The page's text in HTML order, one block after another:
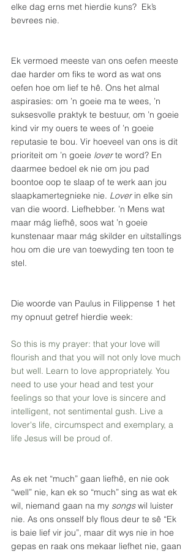
elke dag erns met hierdie kuns?  Ek’s
bevrees nie.
Ek vermoed meeste van ons oefen meeste
dae harder om fiks te word as wat ons
oefen hoe om lief te hê. Ons het almal
aspirasies: om ’n goeie ma te wees, ’n
suksesvolle praktyk te bestuur, om ’n goeie
kind vir my ouers te wees of ’n goeie
reputasie te bou. Vir hoeveel van ons is dit
prioriteit om ’n goeie lover te word? En
daarmee bedoel ek nie om jou pad
boontoe oop te slaap of te werk aan jou
slaapkamertegnieke nie. Lover in elke sin
van die woord. Liefhebber. ’n Mens wat
maar mág liefhê, soos wat ’n goeie
kunstenaar maar mág skilder en uitstallings
hou om die ure van toewyding ten toon te
stel.
Die woorde van Paulus in Filippense 1 het
my opnuut getref hierdie week:
So this is my prayer: that your love will
flourish and that you will not only love much
but well. Learn to love appropriately. You
need to use your head and test your
feelings so that your love is sincere and
intelligent, not sentimental gush. Live a
lover's life, circumspect and exemplary, a
life Jesus will be proud of.
As ek net “much” gaan liefhê, en nie ook
“well” nie, kan ek so “much” sing as wat ek
wil, niemand gaan na my songs wil luister
nie. As ons onsself bly flous deur te sê “Ek
is baie lief vir jou”, maar dit wys nie in hoe
gepas en raak ons mekaar liefhet nie, gaan